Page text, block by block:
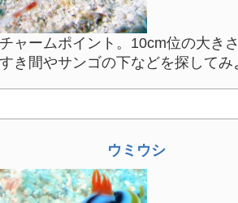
ャームポイント。10cm位の大き
き間やサンゴの下などを探してみ
ウミウシ